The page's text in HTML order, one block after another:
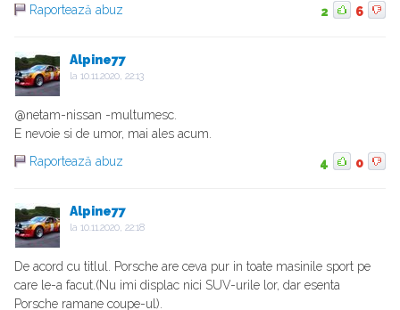
Raportează abuz
2 6
Alpine77
la 10.11.2020, 22:13
@netam-nissan -multumesc.
E nevoie si de umor, mai ales acum.
Raportează abuz
4 0
Alpine77
la 10.11.2020, 22:18
De acord cu titlul. Porsche are ceva pur in toate masinile sport pe
care le-a facut.(Nu imi displac nici SUV-urile lor, dar esenta
Porsche ramane coupe-ul).